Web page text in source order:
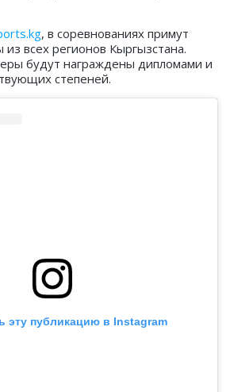
, в соревнованиях примут
из всех регионов Кыргызстана.
будут награждены дипломами и
степеней.
эту публикацию в Instagram